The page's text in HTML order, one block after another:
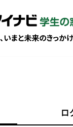
ロ